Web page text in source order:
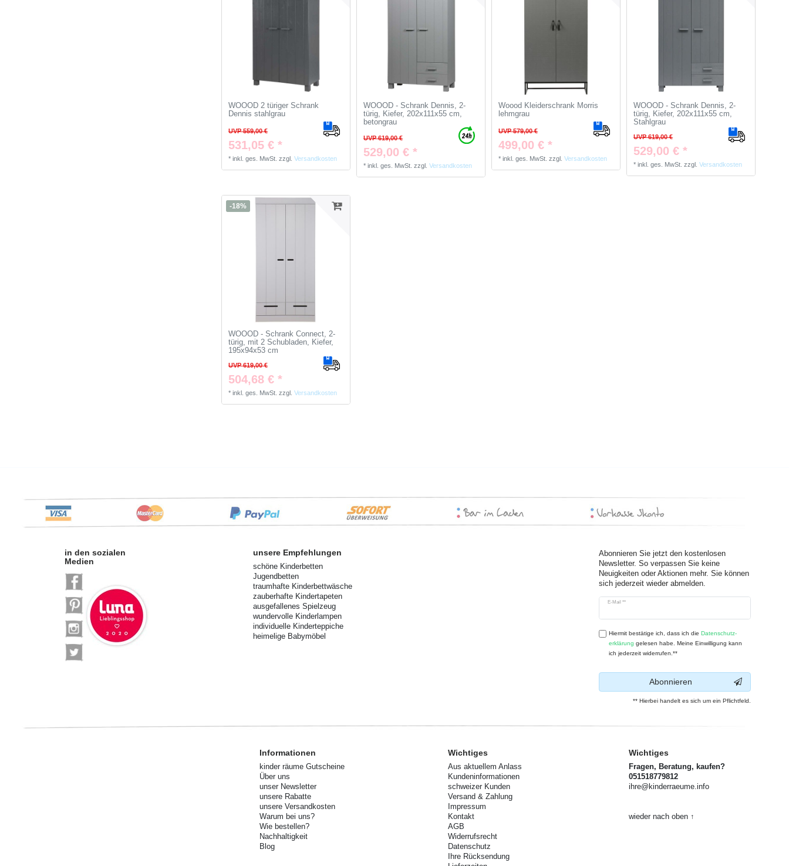
WOOOD 2 türiger Schrank
Dennis stahlgrau
UVP 559,00 €
531,05 € *
*inkl. ges. MwSt. zzgl.Versandkosten
WOOOD - Schrank Dennis, 2-
türig, Kiefer, 202x111x55 cm,
betongrau
UVP 619,00 €
529,00 € *
*inkl. ges. MwSt. zzgl.Versandkosten
Woood Kleiderschrank Morris
lehmgrau
UVP 579,00 €
499,00 € *
*inkl. ges. MwSt. zzgl.Versandkosten
WOOOD - Schrank Dennis, 2-
türig, Kiefer, 202x111x55 cm,
Stahlgrau
UVP 619,00 €
529,00 € *
*inkl. ges. MwSt. zzgl.Versandkosten
-18%
WOOOD - Schrank Connect, 2-
türig, mit 2 Schubladen, Kiefer,
195x94x53 cm
UVP 619,00 €
504,68 € *
*inkl. ges. MwSt. zzgl.Versandkosten
in den sozialen
Medien
unsere Empfehlungen
schöne Kinderbetten
Jugendbetten
traumhafte Kinderbettwäsche
zauberhafte Kindertapeten
ausgefallenes Spielzeug
wundervolle Kinderlampen
individuelle Kinderteppiche
heimelige Babymöbel
Abonnieren Sie jetzt den kostenlosen
Newsletter. So verpassen Sie keine
Neuigkeiten oder Aktionen mehr. Sie können
sich jederzeit wieder abmelden.
E-Mail **
Newsletter
Hiermit bestätige ich, dass ich die Daten­schutz­
erklärung gelesen habe. Meine Einwilligung kann
ich jederzeit widerrufen.**
Abonnieren
** Hierbei handelt es sich um ein Pflichtfeld.
Informationen
kinder räume Gutscheine
Über uns
unser Newsletter
unsere Rabatte
unsere Versandkosten
Warum bei uns?
Wie bestellen?
Nachhaltigkeit
Blog
Wichtiges
Aus aktuellem Anlass
Kundeninformationen
schweizer Kunden
Versand & Zahlung
Impressum
Kontakt
AGB
Widerrufsrecht
Datenschutz
Ihre Rücksendung
Wichtiges
Fragen, Beratung, kaufen?
051518779812
ihre@kinderraeume.info
wieder nach oben ↑